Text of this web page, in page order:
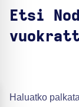
Etsi
Haluatko